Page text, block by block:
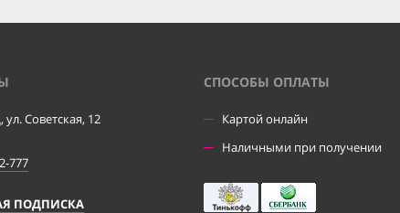
, ул. Советская, 12
777
ПОДПИСКА
CПОСОБЫ ОПЛАТЫ
Картой онлайн
Наличными при получении